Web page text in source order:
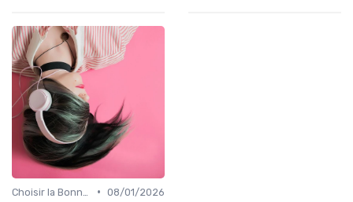
• 08/01/2026